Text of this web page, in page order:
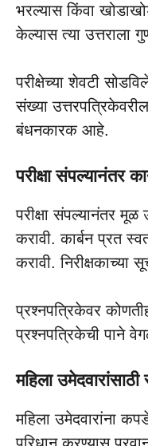
भरल्यास किंवा
केल्यास त्या उत्तराला
परीक्षेच्या शेवटी
संख्या
बंधनकारक आहे.
परीक्षा संपल्यानंतर
परीक्षा संपल्यानंतर मूळ
करावी. कार्बन प्रत
करावी. निरीक्षकाच्या
प्रश्नपत्रिकेवर
प्रश्नपत्रिकेची पाने
महिला
महिला उमेदवारांना